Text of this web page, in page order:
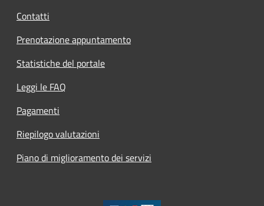
Contatti
Prenotazione appuntamento
Statistiche del portale
Leggi le FAQ
Pagamenti
Riepilogo valutazioni
Piano di miglioramento dei servizi